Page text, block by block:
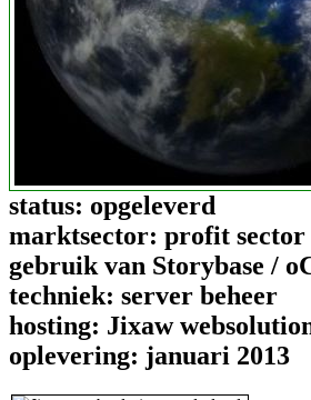
status: opgeleverd
marktsector: profit sector
gebruik van Storybase /
techniek: server beheer
hosting: Jixaw
oplevering: januari 2013